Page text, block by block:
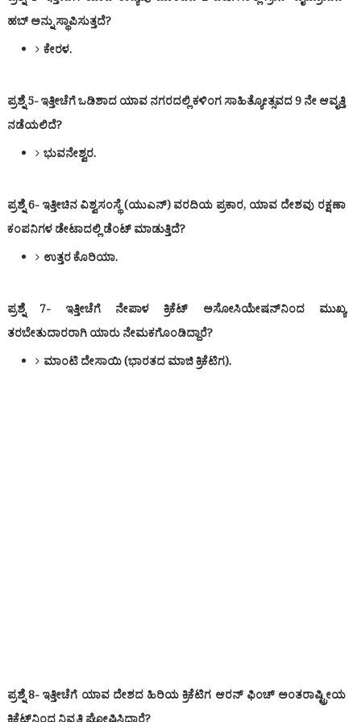
ಹಬ್ ಅನ್ನು ಸ್ಥಾಪಿಸುತ್ತದೆ?
ಕೇರಳ.
ಪ್ರಶ್ನೆ 5- ಇತ್ತೀಚೆಗೆ ಒಡಿಶಾದ ಯಾವ ನಗರದಲ್ಲಿ ಕಳಿಂಗ ಸಾಹಿತ್ಯೋತ್ಸವದ 9 ನೇ ಆವೃತ್ತಿ
ನಡೆಯಲಿದೆ?
ಭುವನೇಶ್ವರ.
ಪ್ರಶ್ನೆ 6- ಇತ್ತೀಚಿನ ವಿಶ್ವಸಂಸ್ಥೆ (ಯುಎನ್) ವರದಿಯ ಪ್ರಕಾರ, ಯಾವ ದೇಶವು ರಕ್ಷಣಾ
ಕಂಪನಿಗಳ ಡೇಟಾದಲ್ಲಿ ಡೆಂಟ್ ಮಾಡುತ್ತಿದೆ?
ಉತ್ತರ ಕೊರಿಯಾ.
ಪ್ರಶ್ನೆ 7- ಇತ್ತೀಚೆಗೆ ನೇಪಾಳ ಕ್ರಿಕೆಟ್ ಅಸೋಸಿಯೇಷನ್‌ನಿಂದ ಮುಖ್ಯ
ತರಬೇತುದಾರರಾಗಿ ಯಾರು ನೇಮಕಗೊಂಡಿದ್ದಾರೆ?
ಮಾಂಟಿ ದೇಸಾಯಿ (ಭಾರತದ ಮಾಜಿ ಕ್ರಿಕೆಟಿಗ).
ಪ್ರಶ್ನೆ 8- ಇತ್ತೀಚೆಗೆ ಯಾವ ದೇಶದ ಹಿರಿಯ ಕ್ರಿಕೆಟಿಗ ಆರನ್ ಫಿಂಚ್ ಅಂತರಾಷ್ಟ್ರೀಯ